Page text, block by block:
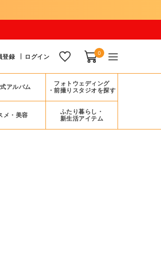
登録 ログイン 0
アルバム
フォトウェディング
・前撮りスタジオを探す
メ・美容
ふたり暮らし・
新生活アイテム